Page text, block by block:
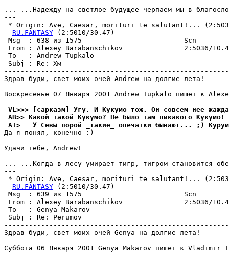
... ...Hадежду на светлое будущее черпаем мы в
---
* Origin: Ave, Caesar, morituri te salutant!...
- RU.FANTASY (2:5010/30.47)
Msg  : 638 из 1575
From : Alexey Barabanschikov               2:5036/
To   : Andrew Tupkalo
Subj :
Здрав буди, свет моих очей Andrew на долгие лета!
Воскресенье 07 Января 2001 Andrew Tupkalo пишет к
VL>>> [сарказм] Угy. И Кyкyмо тож. Он совсем нее
AB>> Какой такой Кукумо? Не было там никакого
AT>   У Севы порой _такие_ опечатки бывают... ;)
Да я понял, конечно :)
Удачи тебе, Andrew!
... ...Когда в лесу умирает тигр, тигром становится
---
* Origin: Ave, Caesar, morituri te salutant!...
- RU.FANTASY (2:5010/30.47)
Msg  : 639 из 1575
From : Alexey Barabanschikov               2:5036/
To   : Genya Makarov
Subj : Re:
Здрав буди, свет моих очей Genya на долгие лета!
Суббота 06 Января 2001 Genya Makarov пишет к Vladimir